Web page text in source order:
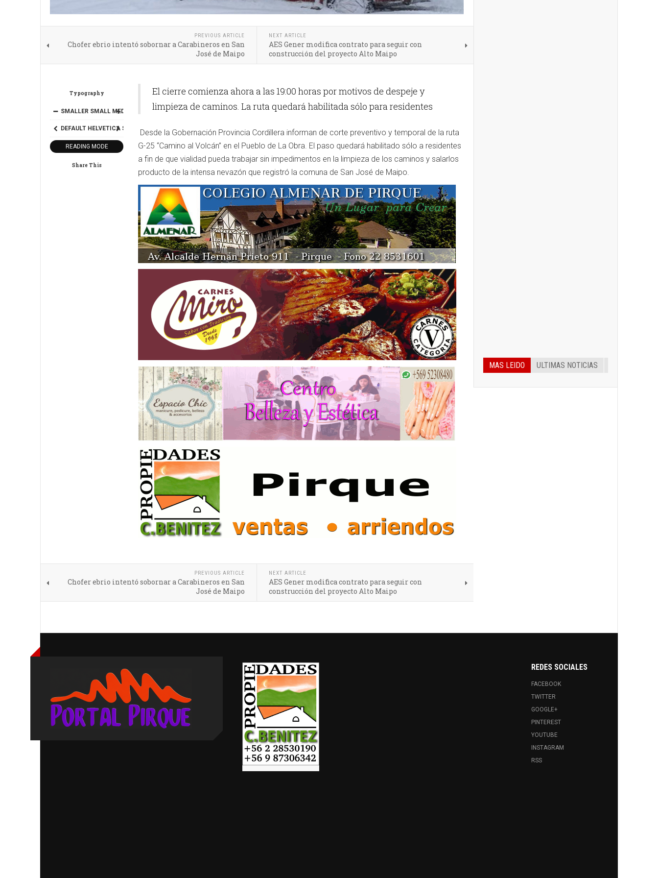
PREVIOUS ARTICLE
Chofer ebrio intentó sobornar a Carabineros en San
José de Maipo
NEXT ARTICLE
AES Gener modifica contrato para seguir con
construcción del proyecto Alto Maipo
Typography
SMALLER SMALL MEDIUM BIGGER
DEFAULT HELVETICA SEGOE GEORGIA TIMES
READING MODE
Share This
El cierre comienza ahora a las 19:00 horas por motivos de despeje y
limpieza de caminos. La ruta quedará habilitada sólo para residentes
Desde la Gobernación Provincia Cordillera informan de corte preventivo y temporal de la ruta
G-25 “Camino al Volcán” en el Pueblo de La Obra. El paso quedará habilitado sólo a residentes
a fin de que vialidad pueda trabajar sin impedimentos en la limpieza de los caminos y salarlos
producto de la intensa nevazón que registró la comuna de San José de Maipo.
PREVIOUS ARTICLE
Chofer ebrio intentó sobornar a Carabineros en San
José de Maipo
NEXT ARTICLE
AES Gener modifica contrato para seguir con
construcción del proyecto Alto Maipo
MAS LEIDO ULTIMAS NOTICIAS
REDES SOCIALES
FACEBOOK
TWITTER
GOOGLE+
PINTEREST
YOUTUBE
INSTAGRAM
RSS